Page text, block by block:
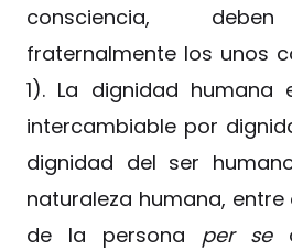
consciencia,
fraternalmente los unos
1). La dignidad humana
intercambiable por
dignidad del ser
naturaleza humana, entre
de la persona per se